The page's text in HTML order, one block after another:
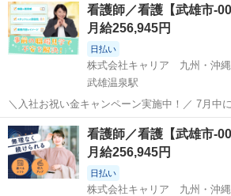
報】セーフティリレー 。＋お仕事探しはコンシェルスタッフにおまか
せ＋。 あなたのお仕事探し...
看護師／看護【武雄市-
月給256,945円
日払い
株式会社キャリア 九州・沖縄
武雄温泉駅
＼入社お祝い金キャンペーン実施中！／ 7月中
へ、入社お祝い金5万円を支給！ 詳細な条件や
担当よりお電話にてご案内いたします。 ーーーーー 病院・クリニッ
ク・介護施設など、 さまざま...
佐賀 武雄市 武雄温泉駅 看護師
看護師／看護【武雄市-
月給256,945円
日払い
株式会社キャリア 九州・沖縄